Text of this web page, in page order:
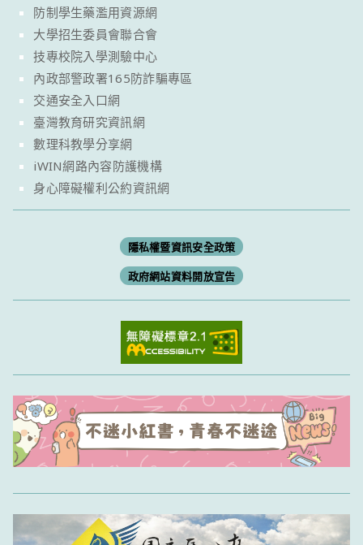
防制學生藥濫用資源網
大學招生委員會聯合會
技專校院入學測驗中心
內政部警政署165防詐騙專區
交通安全入口網
臺灣教育研究資訊網
數理科教學分享網
iWIN網路內容防護機構
身心障礙權利公約資訊網
隱私權暨資訊安全政策
政府網站資料開放宣告